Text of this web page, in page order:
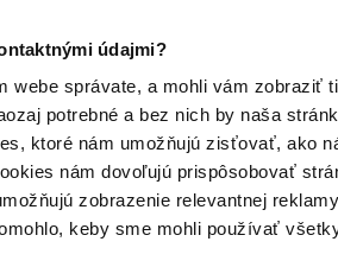
údajmi?
webe správate, a mohli vám zobraziť
potrebné a bez nich by naša
ktoré nám umožňujú zisťovať, ako
nám dovoľujú prispôsobovať
zobrazenie relevantnej
keby sme mohli používať